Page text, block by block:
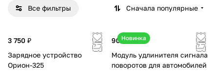
Все фильтры Сначала популярные
3 750 ₽
Зарядное устройство
Орион-325
Новинка
900 ₽
Модуль удлинителя сигнала
поворотов для автомобилей